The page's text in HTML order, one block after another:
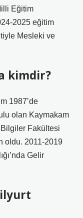
Eğitim
2025 eğitim
Mesleki ve
kimdir?
1987’de
olan Kaymakam
Fakültesi
oldu. 2011-2019
Gelir